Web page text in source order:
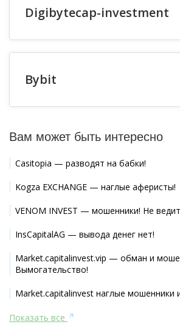
Digibytecap-investment
Bybit
Вам может быть интересно
Casitopia — разводят на бабки!
Kogza EXCHANGE — наглые аферисты!
VENOM INVEST — мошенники! Не
InsCapitalAG — вывода денег нет!
Market.capitalinvest.vip — обман и
Вымогательство!
Market.capitalinvest наглые мошенники
Показать все